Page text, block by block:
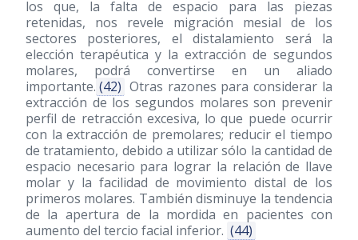
los que, la falta de espacio para las piezas
retenidas, nos revele migración mesial de los
sectores posteriores, el distalamiento será la
elección terapéutica y la extracción de segundos
molares, podrá convertirse en un aliado
importante. (42) Otras razones para considerar la
extracción de los segundos molares son prevenir
perfil de retracción excesiva, lo que puede ocurrir
con la extracción de premolares; reducir el tiempo
de tratamiento, debido a utilizar sólo la cantidad de
espacio necesario para lograr la relación de llave
molar y la facilidad de movimiento distal de los
primeros molares. También disminuye la tendencia
de la apertura de la mordida en pacientes con
aumento del tercio facial inferior. (44)